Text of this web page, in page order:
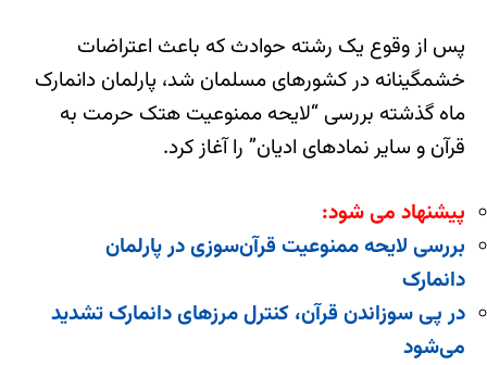
پس از وقوع یک رشته حوادث که باعث اعتراضات
خشمگینانه در کشورهای مسلمان شد، پارلمان دانمارک
ماه گذشته بررسی “لایحه ممنوعیت هتک حرمت به
قرآن و سایر نمادهای ادیان” را آغاز کرد.
پیشنهاد می شود:
بررسی لایحه ممنوعیت قرآن‌سوزی در پارلمان
دانمارک
در پی سوزاندن قرآن، کنترل مرزهای دانمارک تشدید
می‌شود